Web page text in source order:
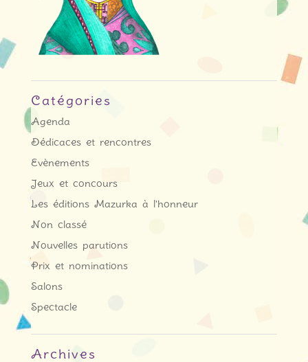
Catégories
Agenda
Dédicaces et rencontres
Evènements
Jeux et concours
Les éditions Mazurka à l'honneur
Non classé
Nouvelles parutions
Prix et nominations
Salons
Spectacle
Archives